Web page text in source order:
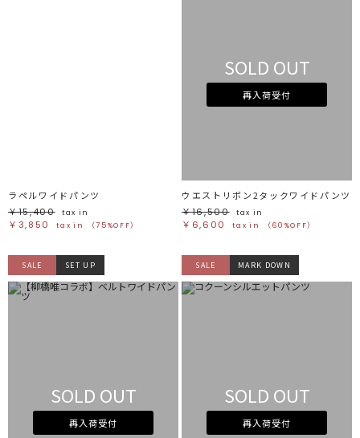
ラペルワイドパンツ
￥15,400
tax in
￥3,850 tax in （75%OFF）
SOLD OUT
再入荷受付
ウエストリボン2タックワイドパンツ
￥16,500
tax in
￥6,600 tax in （60%OFF）
SALE SET UP
SOLD OUT
再入荷受付
SALE MARK DOWN
SOLD OUT
再入荷受付